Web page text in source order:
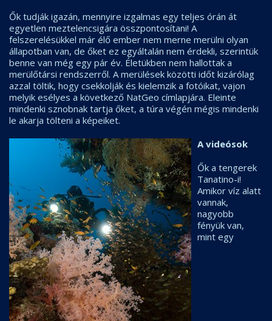
Ők tudják igazán, mennyire izgalmas egy teljes órán át
egyetlen meztelencsigára összpontosítani! A
felszerelésükkel már élő ember nem merne merülni olyan
állapotban van, de őket ez egyáltalán nem érdekli, szerintük
benne van még egy pár év. Életükben nem hallottak a
merülőtársi rendszerről. A merülések közötti időt kizárólag
azzal töltik, hogy csekkolják és kielemzik a fotóikat, vajon
melyik esélyes a következő NatGeo címlapjára. Eleinte
mindenki sznobnak tartja őket, a túra végén mégis mindenki
le akarja tölteni a képeiket.
A videósok
Ők a tengerek
Tanatino-i!
Amikor víz alatt
vannak,
nagyobb
fényük van,
mint egy